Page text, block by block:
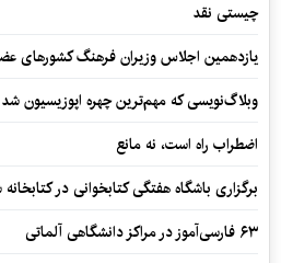
چیستی نقد
یازدهمین اجلاس وزیران فرهنگ کشورهای
وبلاگ‌نویسی که مهم‌ترین چهره اپوزیسیون شد
اضطراب راه است، نه مانع
برگزاری باشگاه هفتگی کتابخوانی در
۶۳ فارسی‌آموز در مراکز دانشگاهی آلماتی